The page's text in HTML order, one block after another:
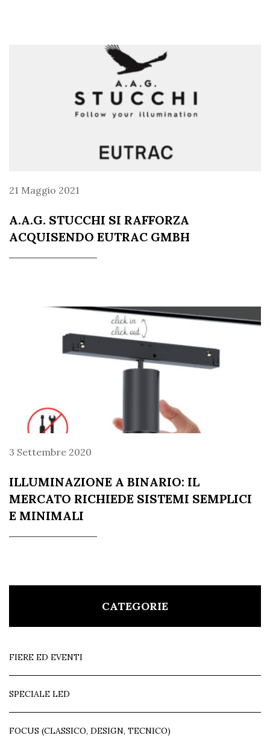
21 Maggio 2021
A.A.G. STUCCHI SI RAFFORZA
ACQUISENDO EUTRAC GMBH
3 Settembre 2020
ILLUMINAZIONE A BINARIO: IL
MERCATO RICHIEDE SISTEMI SEMPLICI
E MINIMALI
CATEGORIE
FIERE ED EVENTI
SPECIALE LED
FOCUS (CLASSICO, DESIGN, TECNICO)